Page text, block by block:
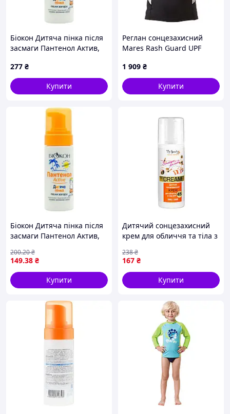
Біокон Дитяча пінка після
засмаги Пантенол Актив,
277 ₴
Купити
Реглан сонцезахисний
Mares Rash Guard UPF
(чорно-жовтий)
1 909 ₴
Купити
Біокон Дитяча пінка після
засмаги Пантенол Актив,
149.38 ₴
200.20₴
Купити
Дитячий сонцезахисний
крем для обличчя та тіла з
водостійкий, 120 мл
167 ₴
238₴
Купити